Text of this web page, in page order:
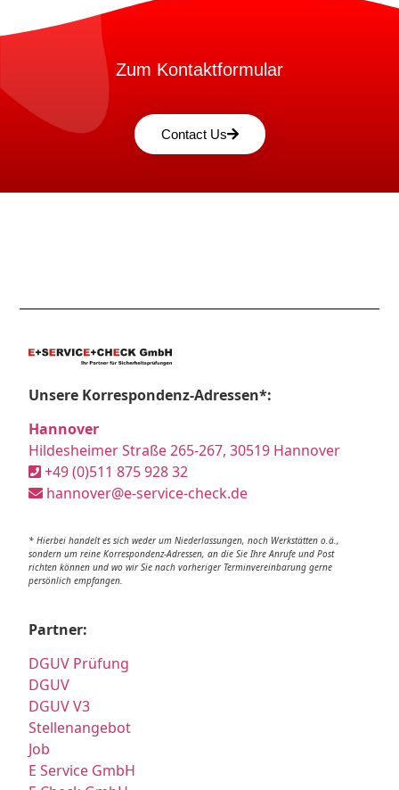
Zum Kontaktformular
Contact Us
Unsere Korrespondenz-Adressen*:
Hannover
Hildesheimer Straße 265-267, 30519 Hannover
+49 (0)511 875 928 32
hannover@e-service-check.de
* Hierbei handelt es sich weder um Niederlassungen, noch Werkstätten o.ä.,
sondern um reine Korrespondenz-Adressen, an die Sie Ihre Anrufe und Post
richten können und wo wir Sie nach vorheriger Terminvereinbarung gerne
persönlich empfangen.
Partner:
DGUV Prüfung
DGUV
DGUV V3
Stellenangebot
Job
E Service GmbH